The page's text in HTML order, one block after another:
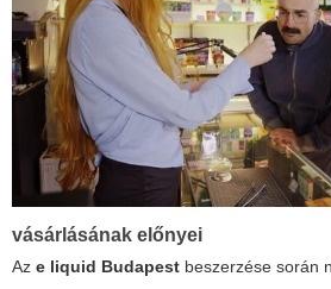
vásárlásának előnyei
Az e liquid Budapest beszerzése során